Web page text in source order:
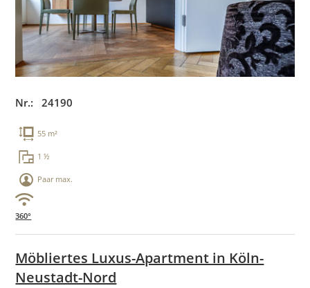
Nr.: 24190
55 m²
1 ½
Paar max.
360°
Möbliertes Luxus-Apartment in Köln-
Neustadt-Nord